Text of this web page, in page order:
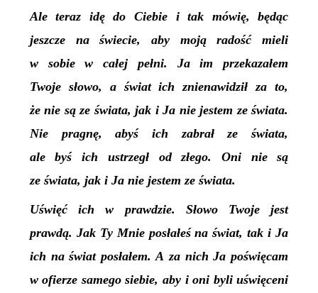
Ale teraz idę do Ciebie i tak mówię, będąc
jeszcze na świecie, aby moją radość mieli
w sobie w całej pełni. Ja im przekazałem
Twoje słowo, a świat ich znienawidził za to,
że nie są ze świata, jak i Ja nie jestem ze świata.
Nie pragnę, abyś ich zabrał ze świata,
ale byś ich ustrzegł od złego. Oni nie są
ze świata, jak i Ja nie jestem ze świata.
Uświęć ich w prawdzie. Słowo Twoje jest
prawdą. Jak Ty Mnie posłałeś na świat, tak i Ja
ich na świat posłałem. A za nich Ja poświęcam
w ofierze samego siebie, aby i oni byli uświęceni